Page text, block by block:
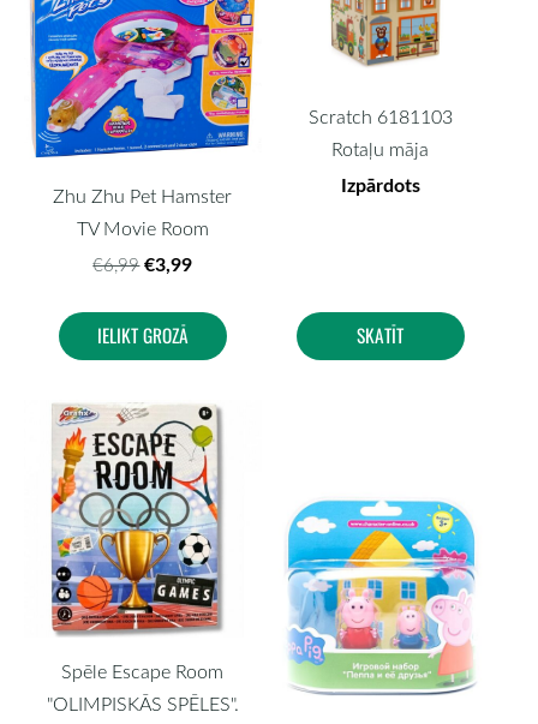
Zhu Zhu Pet Hamster
TV Movie Room
€6,99 €3,99
IELIKT GROZĀ
Scratch 6181103
Rotaļu māja
Izpārdots
SKATĪT
Spēle Escape Room
"OLIMPISKĀS SPĒLES".